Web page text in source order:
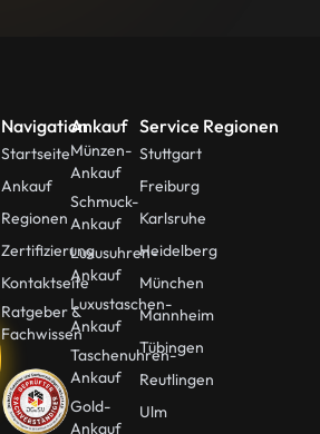
Navigation
Startseite
Ankauf
Regionen
Zertifizierung
Kontaktseite
Ratgeber &
Fachwissen
Ankauf
Münzen-
Ankauf
Schmuck-
Ankauf
Luxusuhren-
Ankauf
Luxustaschen-
Ankauf
Taschenuhren-
Ankauf
Gold-
Ankauf
Service Regionen
Stuttgart
Freiburg
Karlsruhe
Heidelberg
München
Mannheim
Tübingen
Reutlingen
Ulm